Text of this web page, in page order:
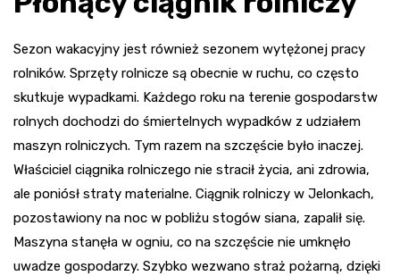
Sezon wakacyjny jest również sezonem wytężonej pracy
rolników. Sprzęty rolnicze są obecnie w ruchu, co często
skutkuje wypadkami. Każdego roku na terenie gospodarstw
rolnych dochodzi do śmiertelnych wypadków z udziałem
maszyn rolniczych. Tym razem na szczęście było inaczej.
Właściciel ciągnika rolniczego nie stracił życia, ani zdrowia,
ale poniósł straty materialne. Ciągnik rolniczy w Jelonkach,
pozostawiony na noc w pobliżu stogów siana, zapalił się.
Maszyna stanęła w ogniu, co na szczęście nie umknęło
uwadze gospodarzy. Szybko wezwano straż pożarną, dzięki